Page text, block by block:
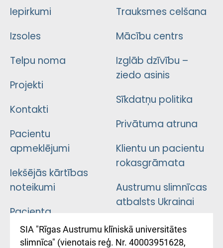
Iepirkumi
Izsoles
Telpu noma
Projekti
Kontakti
Pacientu
apmeklējumi
Iekšējās kārtības
noteikumi
Pacienta
atsauksmju/sūdzību
iesniegšanas
Trauksmes celšana
Mācību centrs
Izglāb dzīvību –
ziedo asinis
Sīkdatņu politika
Privātuma atruna
Klientu un pacientu
rokasgrāmata
Austrumu slimnīcas
atbalsts Ukrainai
Підтримка Східної
лікарні та співпраця з
SIA "Rīgas Austrumu klīniskā universitātes
slimnīca" (vienotais reģ. Nr. 40003951628,